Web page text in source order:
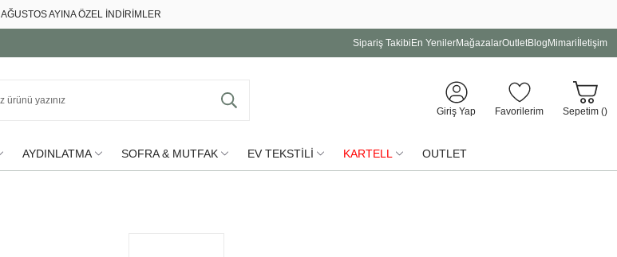
AĞUSTOS AYINA ÖZEL İNDİRİMLER
Sipariş Takibi En YenilerMağazalarOutletBlog Mimari İletişim
Giriş Yap Favorilerim Sepetim ()
AYDINLATMA SOFRA & MUTFAK EV TEKSTİLİ KARTELL OUTLET